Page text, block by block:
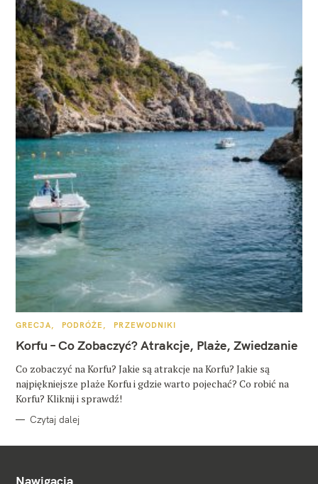
K
T
E
O
R
I
GRECJA PODRÓŻE PRZEWODNIKI
Korfu – Co Zobaczyć? Atrakcje, Plaże, Zwiedzanie
Co zobaczyć na Korfu? Jakie są atrakcje na Korfu? Jakie są
najpiękniejsze plaże Korfu i gdzie warto pojechać? Co robić na
Korfu? Kliknij i sprawdź!
Czytaj dalej